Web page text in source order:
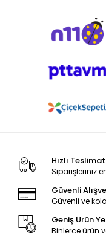
Hızlı Teslimat
Siparişleriniz
Güvenli
Güvenli ve
Geniş Ürün
Binlerce ürün